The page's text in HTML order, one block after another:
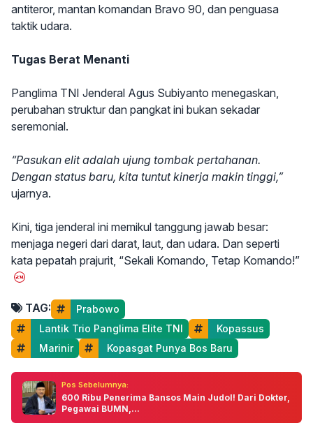
antiteror, mantan komandan Bravo 90, dan penguasa
taktik udara.
Tugas Berat Menanti
Panglima TNI Jenderal Agus Subiyanto menegaskan,
perubahan struktur dan pangkat ini bukan sekadar
seremonial.
“Pasukan elit adalah ujung tombak pertahanan.
Dengan status baru, kita tuntut kinerja makin tinggi,”
ujarnya.
Kini, tiga jenderal ini memikul tanggung jawab besar:
menjaga negeri dari darat, laut, dan udara. Dan seperti
kata pepatah prajurit, “Sekali Komando, Tetap Komando!”
TAG:
Prabowo
Lantik Trio Panglima Elite TNI
Kopassus
Marinir
Kopasgat Punya Bos Baru
Pos Sebelumnya:
600 Ribu Penerima Bansos Main Judol! Dari Dokter,
Pegawai BUMN,...